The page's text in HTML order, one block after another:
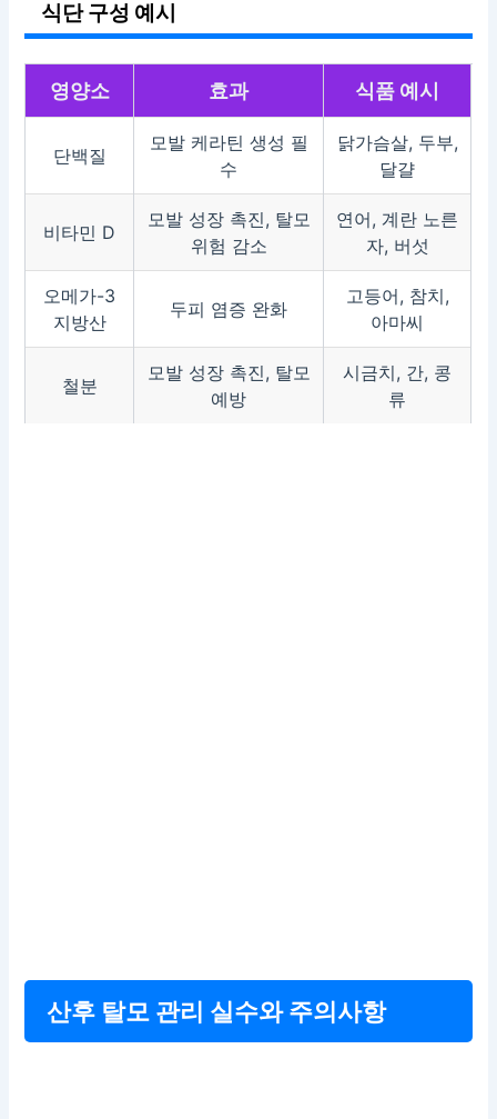
식단 구성 예시
영양소 효과 식품 예시
단백질
모발 케라틴 생성 필
수
닭가슴살, 두부,
달걀
비타민 D
모발 성장 촉진, 탈모
위험 감소
연어, 계란 노른
자, 버섯
오메가-3
지방산
두피 염증 완화
고등어, 참치,
아마씨
철분
모발 성장 촉진, 탈모
예방
시금치, 간, 콩
류
산후 탈모 관리 실수와 주의사항